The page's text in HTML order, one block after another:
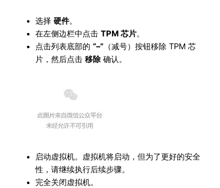
选择 硬件。
在左侧边栏中点击 TPM 芯片。
点击列表底部的 “–” （减号）按钮移除 TPM 芯
片，然后点击 移除确认。
启动虚拟机。虚拟机将启动，但为了更好的安全
性，请继续执行后续步骤。
完全关闭虚拟机。